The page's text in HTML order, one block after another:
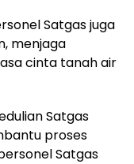
Satgas juga
menjaga
cinta tanah air
Satgas
proses
Satgas